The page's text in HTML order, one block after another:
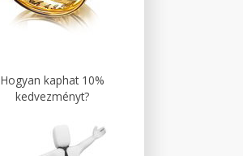
Hogyan kaphat 10%
kedvezményt?